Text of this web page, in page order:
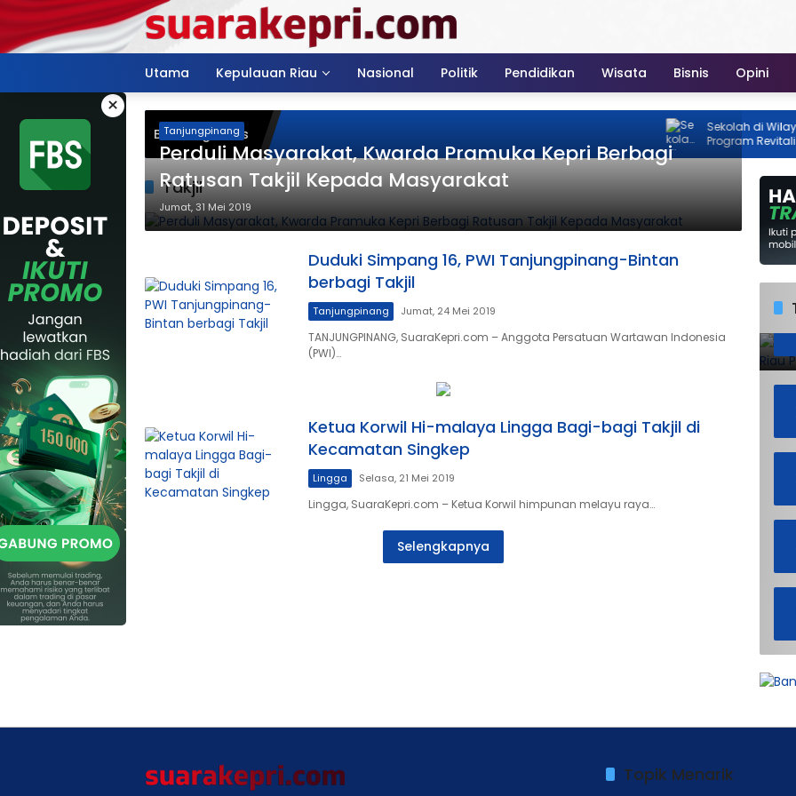
Langsung
konten
Utama
Kepulauan Riau Nasional Politik Pendidikan Wisata Bisnis Opini
×
Breaking News
Sekolah di Wilayah
Program
2026
Takjil
Tanjungpinang
Perduli Masyarakat, Kwarda Pramuka Kepri Berbagi
Ratusan Takjil Kepada Masyarakat
Jumat, 31 Mei 2019
Duduki Simpang 16, PWI Tanjungpinang-Bintan
berbagi Takjil
Tanjungpinang Jumat, 24 Mei 2019
TANJUNGPINANG, SuaraKepri.com – Anggota Persatuan Wartawan Indonesia
(PWI)…
Ketua Korwil Hi-malaya Lingga Bagi-bagi Takjil di
Kecamatan Singkep
Lingga Selasa, 21 Mei 2019
Lingga, SuaraKepri.com – Ketua Korwil himpunan melayu raya…
Selengkapnya
Topik Menarik